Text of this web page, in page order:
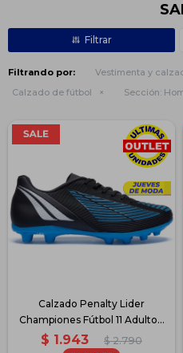
Filtrando por: Vestimenta y
Calzado de fútbol
Sección:
Calzado Penalty Lider
Championes Fútbol 11 Adulto -
Azul
$ 1.943 $ 2.790